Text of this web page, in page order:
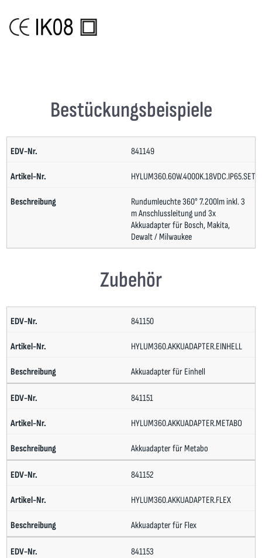
Bestückungsbeispiele
841149
HYLUM360.60W.4000K.18VDC.IP65.SET
Rundumleuchte 360° 7.200lm inkl. 3
m Anschlussleitung und 3x
Akkuadapter für Bosch, Makita,
Dewalt / Milwaukee
Zubehör
841150
HYLUM360.AKKUADAPTER.EINHELL
Akkuadapter für Einhell
841151
HYLUM360.AKKUADAPTER.METABO
Akkuadapter für Metabo
841152
HYLUM360.AKKUADAPTER.FLEX
Akkuadapter für Flex
841153